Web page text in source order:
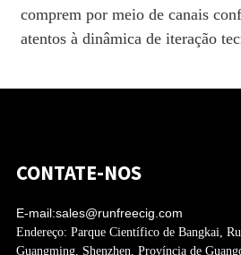
comprem por meio de canais
atentos à dinâmica de iteração
CONTATE-NOS
E-mail:sales@runfreecig.com
Endereço: Parque Científico de Bangkai,
Guangming, Shenzhen, Província de